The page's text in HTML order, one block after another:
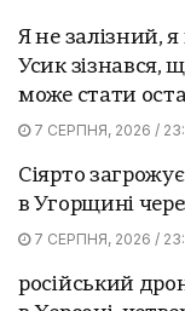
Я не залізний,
Усик зізнався,
може стати
7 СЕРПНЯ, 2026 /
Сіярто
в Угорщині
7 СЕРПНЯ, 2026 /
російський